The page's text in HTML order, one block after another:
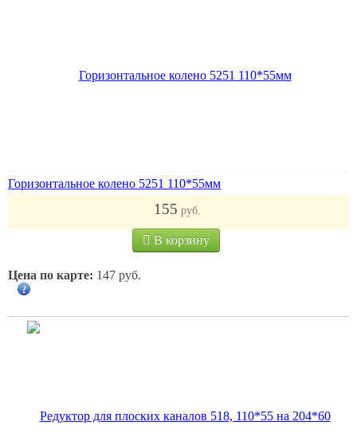
Горизонтальное колено 5251 110*55мм
155 руб.
В корзину
Цена по карте: 147 руб.